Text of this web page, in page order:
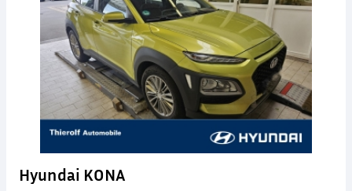
Hyundai KONA